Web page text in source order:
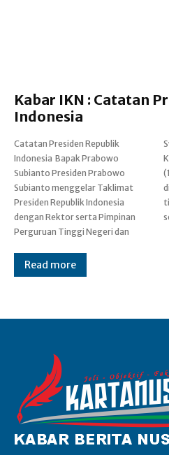
Kabar IKN : Catatan
Indonesia
Catatan Presiden Republik
Indonesia Bapak Prabowo
Subianto Presiden Prabowo
Subianto menggelar Taklimat
Presiden Republik Indonesia
dengan Rektor serta Pimpinan
Perguruan Tinggi Negeri dan
Swasta Tahun 2026 di Istana
Kepresidenan Jakarta, Kamis
(15/01/2026). Taklimat tersebut
dihadiri oleh pimpinan perguruan
tinggi negeri dan swasta dari
Read more